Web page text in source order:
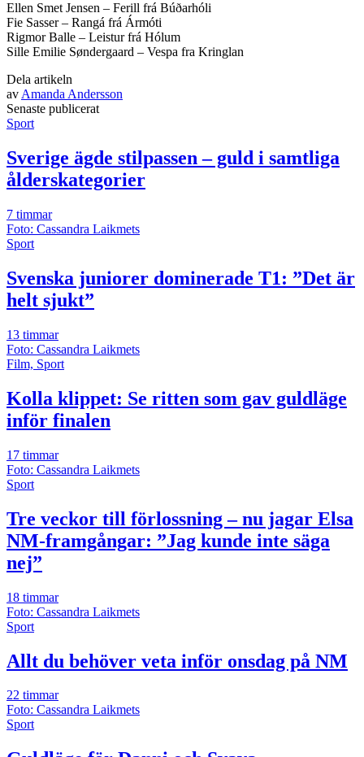
Ellen Smet Jensen – Ferill frá Búðarhóli
Fie Sasser – Rangá frá Ármóti
Rigmor Balle – Leistur frá Hólum
Sille Emilie Søndergaard – Vespa fra Kringlan
Dela artikeln
av Amanda Andersson
Senaste publicerat
Sport
Sverige ägde stilpassen – guld i samtliga
ålderskategorier
7 timmar
Foto: Cassandra Laikmets
Sport
Svenska juniorer dominerade T1: ”Det är
helt sjukt”
13 timmar
Foto: Cassandra Laikmets
Film, Sport
Kolla klippet: Se ritten som gav guldläge
inför finalen
17 timmar
Foto: Cassandra Laikmets
Sport
Tre veckor till förlossning – nu jagar Elsa
NM-framgångar: ”Jag kunde inte säga
nej”
18 timmar
Foto: Cassandra Laikmets
Sport
Allt du behöver veta inför onsdag på NM
22 timmar
Foto: Cassandra Laikmets
Sport